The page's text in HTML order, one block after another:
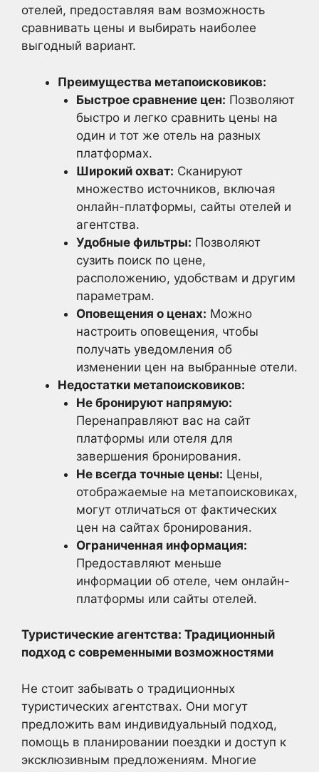
отелей, предоставляя вам возможность
сравнивать цены и выбирать наиболее
выгодный вариант.
Преимущества метапоисковиков:
Быстрое сравнение цен: Позволяют
быстро и легко сравнить цены на
один и тот же отель на разных
платформах.
Широкий охват: Сканируют
множество источников, включая
онлайн-платформы, сайты отелей и
агентства.
Удобные фильтры: Позволяют
сузить поиск по цене,
расположению, удобствам и другим
параметрам.
Оповещения о ценах: Можно
настроить оповещения, чтобы
получать уведомления об
изменении цен на выбранные отели.
Недостатки метапоисковиков:
Не бронируют напрямую:
Перенаправляют вас на сайт
платформы или отеля для
завершения бронирования.
Не всегда точные цены: Цены,
отображаемые на метапоисковиках,
могут отличаться от фактических
цен на сайтах бронирования.
Ограниченная информация:
Предоставляют меньше
информации об отеле, чем онлайн-
платформы или сайты отелей.
Туристические агентства: Традиционный
подход с современными возможностями
Не стоит забывать о традиционных
туристических агентствах. Они могут
предложить вам индивидуальный подход,
помощь в планировании поездки и доступ к
эксклюзивным предложениям. Многие